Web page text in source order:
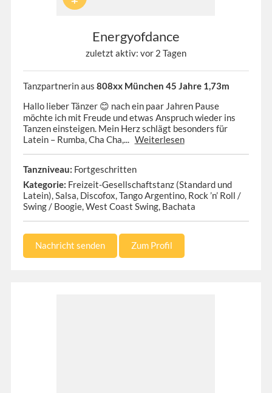
Energyofdance
zuletzt aktiv: vor 2 Tagen
Tanzpartnerin aus 808xx München 45 Jahre 1,73m
Hallo lieber Tänzer 😊 nach ein paar Jahren Pause
möchte ich mit Freude und etwas Anspruch wieder ins
Tanzen einsteigen. Mein Herz schlägt besonders für
Latein – Rumba, Cha Cha,... Weiterlesen
Tanzniveau: Fortgeschritten
Kategorie: Freizeit-Gesellschaftstanz (Standard und
Latein), Salsa, Discofox, Tango Argentino, Rock ’n’ Roll /
Swing / Boogie, West Coast Swing, Bachata
Nachricht senden Zum Profil